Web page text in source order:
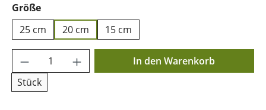
Größeauswählen
25 cm
20 cm 15 cm
Produkt Anzahl: Gib den gewünschten
Stück
In den Warenkorb